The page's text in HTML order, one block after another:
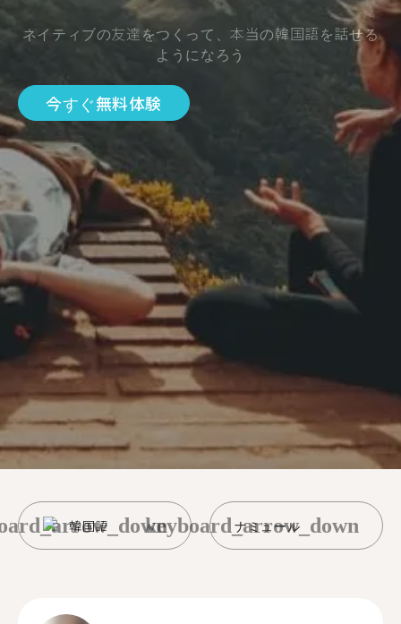
ネイティブの友達をつくって、本当の韓国語を話せる
ようになろう
今すぐ無料体験
韓国語 ナミュール
keyboard_arrow_down